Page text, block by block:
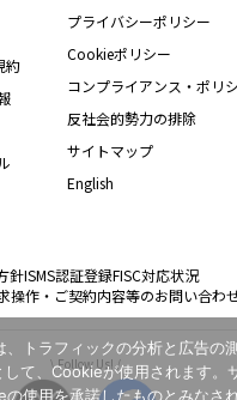
約
プライバシーポリシー
Cookieポリシー
コンプライアンス・ポリ
反社会的勢力の排除
サイトマップ
English
針ISMS認証登録FISC対応状況
操作・ご契約内容等のお問い合わ
\ Follow Us! /
、トラフィックの分析と広告の
て、Cookieが使用されます。
使用を承諾したものとみなさ